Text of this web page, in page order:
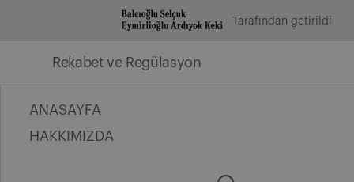
Tarafından getirildi
Rekabet ve Regülasyon
ANASAYFA
HAKKIMIZDA